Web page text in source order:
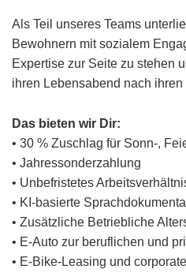
Als Teil unseres Teams
Bewohnern mit sozialem
Expertise zur Seite zu stehen
ihren Lebensabend nach
Das bieten wir Dir:
• 30 % Zuschlag für Sonn-,
• Jahressonderzahlung
• Unbefristetes
• KI-basierte
• Zusätzliche Betriebliche
• E-Auto zur beruflichen und
• E-Bike-Leasing und